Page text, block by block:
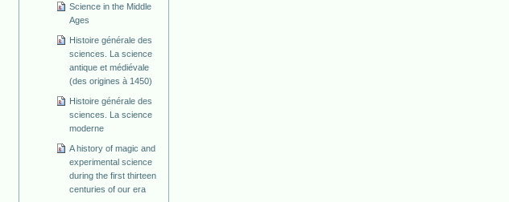
Science in the Middle
Ages
Histoire générale des
sciences. La science
antique et médiévale
(des origines à 1450)
Histoire générale des
sciences. La science
moderne
A history of magic and
experimental science
during the first thirteen
centuries of our era